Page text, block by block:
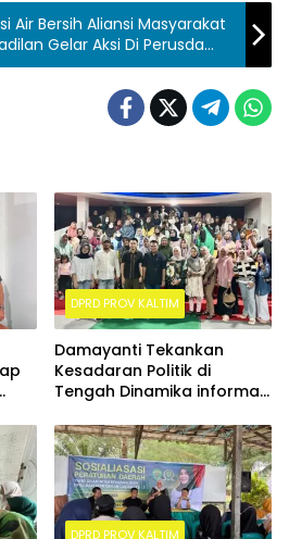
Air Bersih Aliansi Masyarakat
Gelar Aksi Di Perusda
Cabang Tenggarong
DPRD PROV KALTIM
Damayanti Tekankan
Kesadaran Politik di
Tengah Dinamika informasi
DPRD PROV KALTIM